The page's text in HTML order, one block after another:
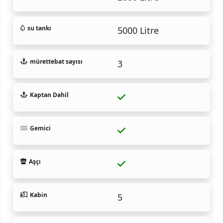
su tankı 5000 Litre
mürettebat sayısı 3
Kaptan Dahil
Gemici
Aşçı
Kabin 5